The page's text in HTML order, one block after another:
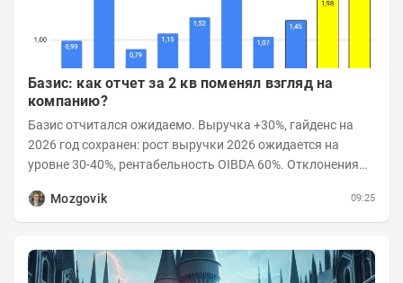
Базис: как отчет за 2 кв поменял взгляд на
компанию?
Базис отчитался ожидаемо. Выручка +30%, гайденс на
2026 год сохранен: рост выручки 2026 ожидается на
уровне 30-40%, рентабельность OIBDA 60%. Отклонения
Mozgovik
09:25